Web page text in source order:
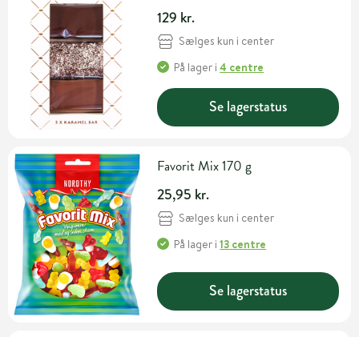
129 kr.
Sælges kun i center
På lager i4 centre
Se lagerstatus
Favorit Mix 170 g
25,95 kr.
Sælges kun i center
På lager i13 centre
Se lagerstatus